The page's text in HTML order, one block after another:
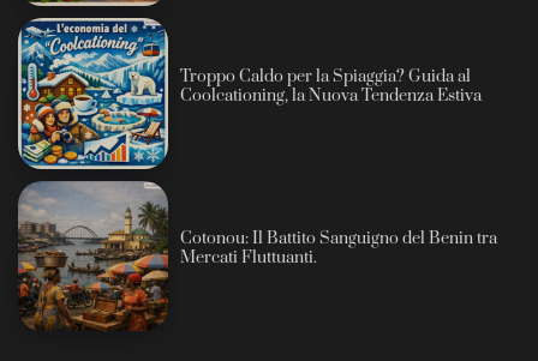
Troppo Caldo per la Spiaggia? Guida al
Coolcationing, la Nuova Tendenza Estiva
Cotonou: Il Battito Sanguigno del Benin tra
Mercati Fluttuanti.